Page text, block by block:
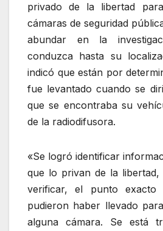
privado de la libertad
cámaras de seguridad
abundar en la
conduzca hasta su
indicó que están por
fue levantado cuando se
que se encontraba su
de la radiodifusora.
«Se logró identificar
que lo privan de la
verificar, el punto
pudieron haber llevado
alguna cámara. Se está